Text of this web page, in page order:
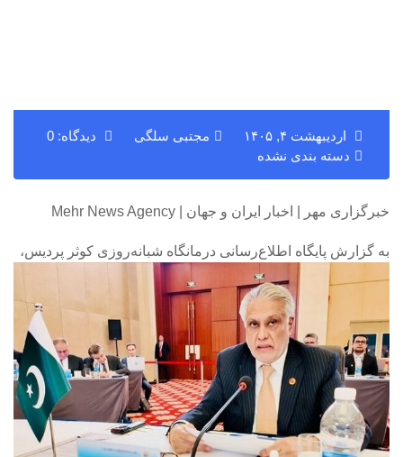
اردیبهشت ۴, ۱۴۰۵ مجتبی سلگی
دیدگاه: 0
دسته بندی نشده
خبرگزاری مهر | اخبار ایران و جهان | Mehr News Agency
به گزارش پایگاه اطلاع‌رسانی درمانگاه شبانه‌روزی کوثر پردیس،